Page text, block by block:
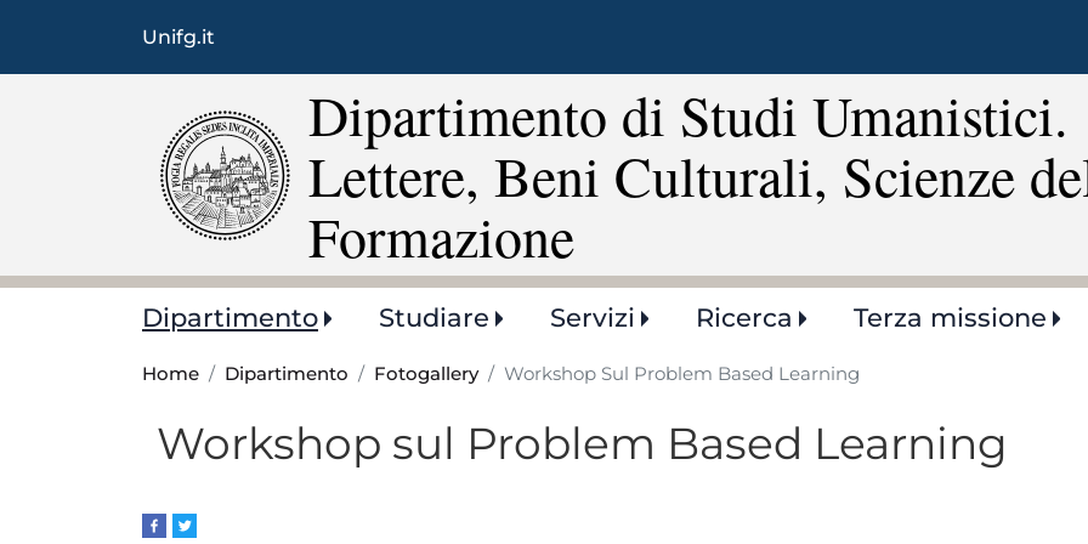
contenuto
principale
Unifg.it
Dipartimento di Studi Umanistici.
Lettere, Beni Culturali, Scienze
Formazione
Main
navigation
Dipartimento Studiare Servizi Ricerca Terza missione
Home Dipartimento Fotogallery Workshop Sul Problem Based Learning
Workshop sul Problem Based Learning